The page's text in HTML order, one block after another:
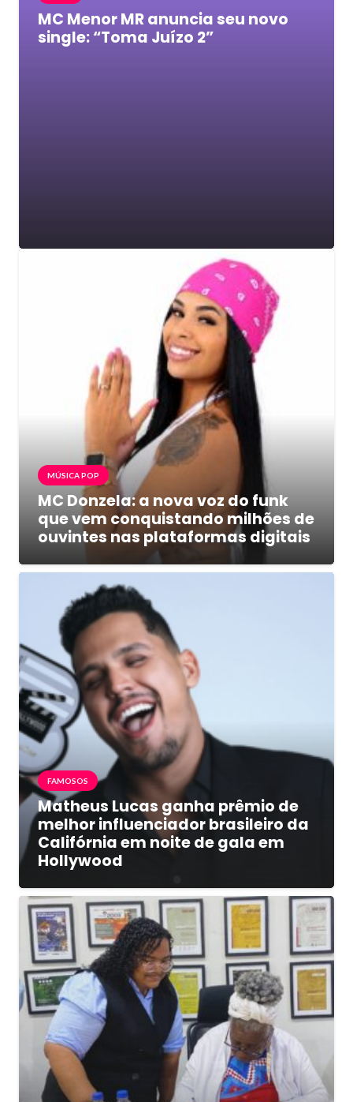
MC Menor MR anuncia seu novo
single: “Toma Juízo 2”
MÚSICA POP
MC Donzela: a nova voz do funk
que vem conquistando milhões de
ouvintes nas plataformas digitais
FAMOSOS
Matheus Lucas ganha prêmio de
melhor influenciador brasileiro da
Califórnia em noite de gala em
Hollywood